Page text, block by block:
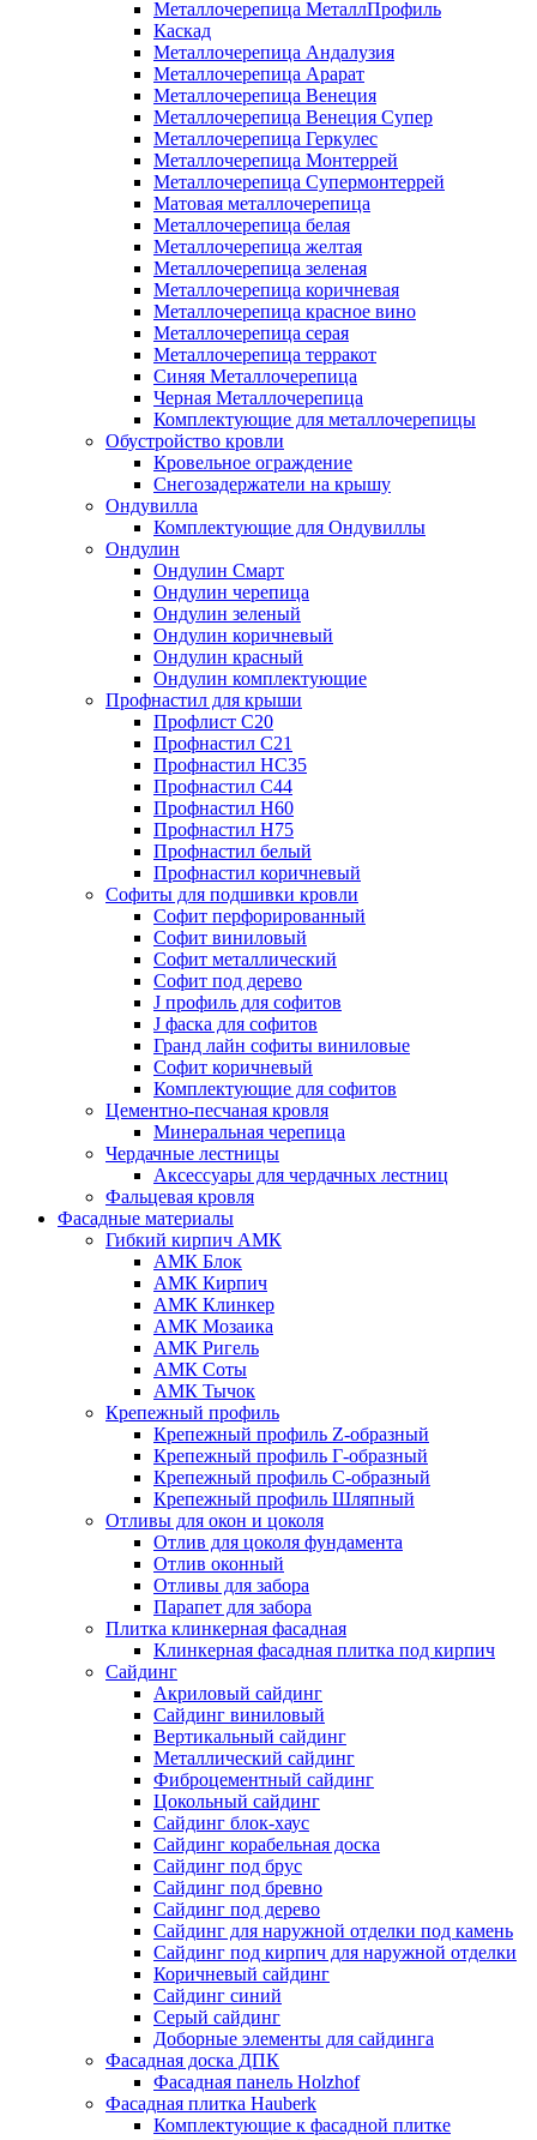
Металлочерепица МеталлПрофиль
Каскад
Металлочерепица Андалузия
Металлочерепица Арарат
Металлочерепица Венеция
Металлочерепица Венеция Супер
Металлочерепица Геркулес
Металлочерепица Монтеррей
Металлочерепица Супермонтеррей
Матовая металлочерепица
Металлочерепица белая
Металлочерепица желтая
Металлочерепица зеленая
Металлочерепица коричневая
Металлочерепица красное вино
Металлочерепица серая
Металлочерепица терракот
Синяя Металлочерепица
Черная Металлочерепица
Комплектующие для металлочерепицы
Обустройство кровли
Кровельное ограждение
Снегозадержатели на крышу
Ондувилла
Комплектующие для Ондувиллы
Ондулин
Ондулин Смарт
Ондулин черепица
Ондулин зеленый
Ондулин коричневый
Ондулин красный
Ондулин комплектующие
Профнастил для крыши
Профлист С20
Профнастил С21
Профнастил НС35
Профнастил С44
Профнастил Н60
Профнастил Н75
Профнастил белый
Профнастил коричневый
Софиты для подшивки кровли
Cофит перфорированный
Софит виниловый
Софит металлический
Софит под дерево
J профиль для софитов
J фаска для софитов
Гранд лайн софиты виниловые
Софит коричневый
Комплектующие для софитов
Цементно-песчаная кровля
Минеральная черепица
Чердачные лестницы
Аксессуары для чердачных лестниц
Фальцевая кровля
Фасадные материалы
Гибкий кирпич АМК
АМК Блок
АМК Кирпич
АМК Клинкер
АМК Мозаика
АМК Ригель
АМК Соты
АМК Тычок
Крепежный профиль
Крепежный профиль Z-образный
Крепежный профиль Г-образный
Крепежный профиль С-образный
Крепежный профиль Шляпный
Отливы для окон и цоколя
Отлив для цоколя фундамента
Отлив оконный
Отливы для забора
Парапет для забора
Плитка клинкерная фасадная
Клинкерная фасадная плитка под кирпич
Сайдинг
Акриловый сайдинг
Сайдинг виниловый
Вертикальный сайдинг
Металлический сайдинг
Фиброцементный сайдинг
Цокольный сайдинг
Сайдинг блок-хаус
Сайдинг корабельная доска
Сайдинг под брус
Сайдинг под бревно
Сайдинг под дерево
Сайдинг для наружной отделки под камень
Сайдинг под кирпич для наружной отделки
Коричневый сайдинг
Сайдинг синий
Серый сайдинг
Доборные элементы для сайдинга
Фасадная доска ДПК
Фасадная панель Holzhof
Фасадная плитка Hauberk
Комплектующие к фасадной плитке